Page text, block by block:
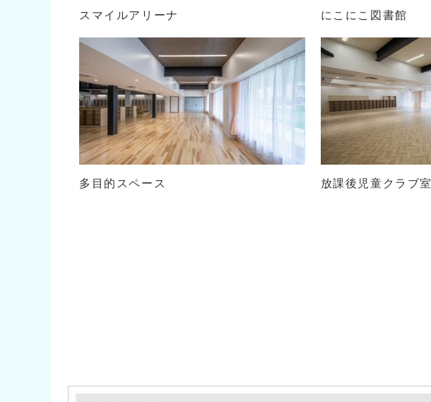
スマイルアリーナ にこにこ図書館
多目的スペース 放課後児童クラブ室